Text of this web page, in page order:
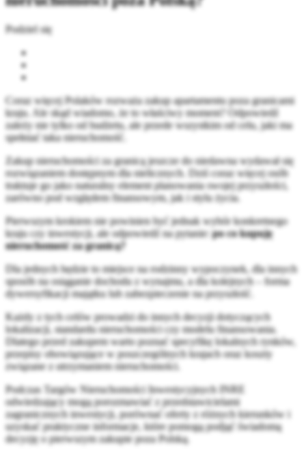
Podziel się
Coraz więcej Polaków rozważa zakup apartamentu poza granicami
kraju. Ale skąd wiadomo, że to właściwy moment? Odpowiedź
zależy nie tylko od budżetu, ale przede wszystkim od celu, jaki ma
spełniać taka nieruchomość.
Zakup nieruchomości za granicą jeszcze do niedawna wydawał się
rozwiązaniem dostępnym dla nielicznych. Dziś coraz więcej osób
traktuje go jako naturalny element planowania swojej przyszłości,
zarówno pod względem finansowym, jak i stylu życia.
Pierwszym krokiem nie powinien być jednak wybór konkretnego
kraju czy inwestycji, ale odpowiedź na pytanie:po co kupuję
nieruchomość za granicą?
Dla jednych będzie to miejsce na rodzinny wypoczynek, dla innych
sposób na osiąganie dochodu z wynajmu, a dla kolejnych – forma
dywersyfikacji majątku lub zabezpieczenie na przyszłość.
Każdy z tych celów prowadzi do innych decyzji dotyczących
lokalizacji, standardu nieruchomości czy modelu finansowania.
Dlatego przed zakupem warto poznać specyfikę lokalnych rynków,
przepisy obowiązujące w poszczególnych krajach oraz koszty
związane z utrzymaniem nieruchomości.
Podczas Targów Nieruchomości Inwestycyjnych INRE
odwiedzający mogą porozmawiać z przedstawicielami
zagranicznych inwestycji, porównać oferty z różnych kierunków i
uzyskać praktyczne informacje, które pomogą podjąć świadomą
decyzję o pierwszym zakupie poza Polską.